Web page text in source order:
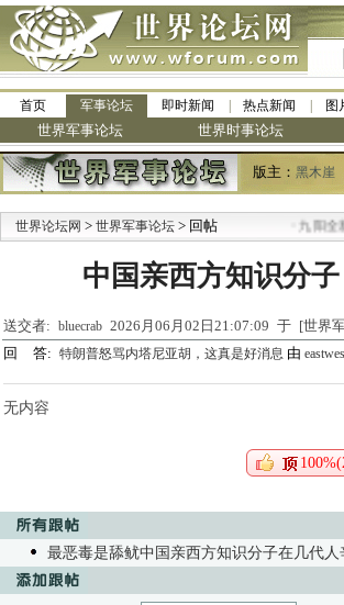
首页 军事论坛 即时新闻 热点新闻 图
世界军事论坛 世界时事论坛
版主： 黑木崖
世界论坛网 > 世界军事论坛 > 回帖 九阳全新
中国亲西方知识分
送交者: bluecrab 2026月06月02日21:07:09 于 [世界
回 答: 特朗普怒骂内塔尼亚胡，这真是好消息 由
无内容
最恶毒是舔鱿中国亲西方知识分子在几代人